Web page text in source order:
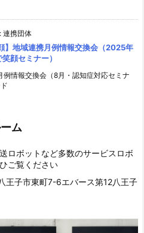
: 連携団体
】地域連携月例情報交換会（2025年
顔セミナー）
例情報交換会（8月・認知症対応セミナ
ム
ロボットなど多数のサービスロボ
ご覧ください
子市東町7-6エバース第12八王子